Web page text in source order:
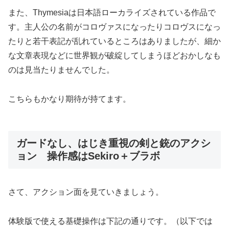
また、Thymesiaは日本語ローカライズされている作品で
す。主人公の名前がコロヴァスになったりコロヴスになっ
たりと若干表記が乱れているところはありましたが、細か
な文章表現などに世界観が破綻してしまうほどおかしなも
のは見当たりませんでした。
こちらもかなり期待が持てます。
ガードなし、はじき重視の剣と銃のアクシ
ョン 操作感はSekiro＋ブラボ
さて、アクション面を見ていきましょう。
体験版で使える基礎操作は下記の通りです。（以下では